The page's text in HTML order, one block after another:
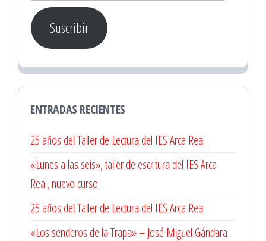
correo
electrónico
Suscribir
ENTRADAS RECIENTES
25 años del Taller de Lectura del IES Arca Real
«Lunes a las seis», taller de escritura del IES Arca
Real, nuevo curso
25 años del Taller de Lectura del IES Arca Real
«Los senderos de la Trapa» – José Miguel Gándara